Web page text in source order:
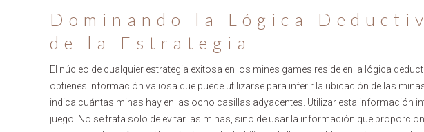
Dominando la Lógica
de la Estrategia
El núcleo de cualquier estrategia exitosa en los mines games reside en la lógica
obtienes información valiosa que puede utilizarse para inferir la ubicación de las
indica cuántas minas hay en las ocho casillas adyacentes. Utilizar esta información
juego. No se trata solo de evitar las minas, sino de usar la información que